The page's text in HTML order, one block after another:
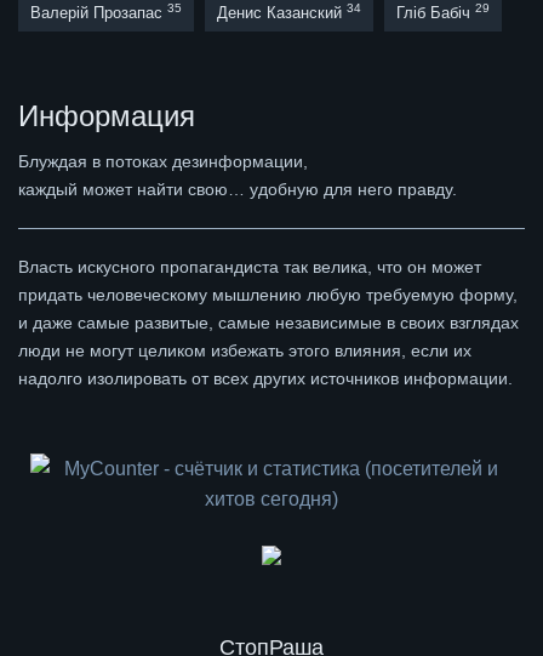
Валерій Прозапас 35 Денис Казанский 34 Гліб Бабіч 29
Информация
Блуждая в потоках дезинформации,
каждый может найти свою… удобную для него правду.
Власть искусного пропагандиста так велика, что он может
придать человеческому мышлению любую требуемую форму,
и даже самые развитые, самые независимые в своих взглядах
люди не могут целиком избежать этого влияния, если их
надолго изолировать от всех других источников информации.
СтопРаша